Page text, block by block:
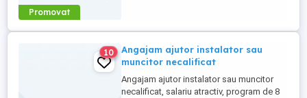
Promovat
10
Angajam ajutor instalator sau
muncitor necalificat
Angajam ajutor instalator sau muncitor
necalificat, salariu atractiv, program de 8